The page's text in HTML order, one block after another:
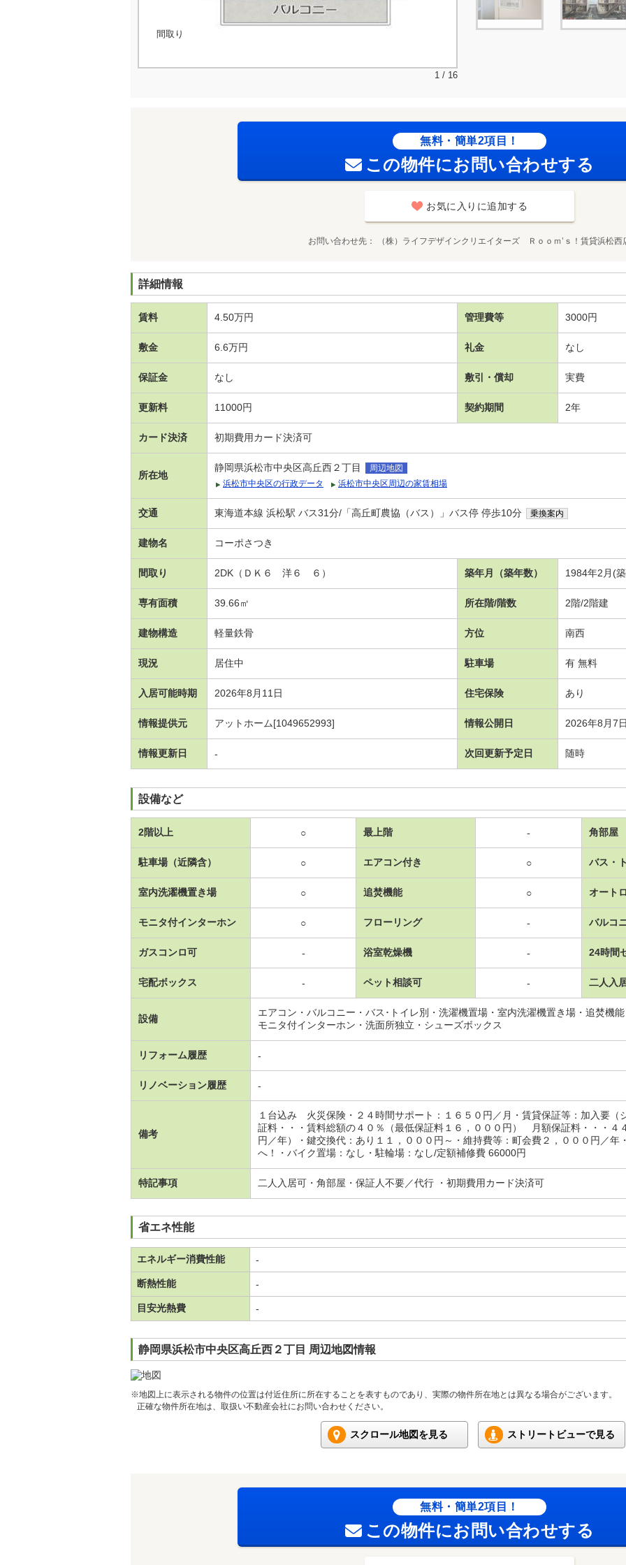
間取り
1 / 16
無料・簡単2項目！
この物件にお問い合わせする
お気に入りに追加する
お問い合わせ先 （株）ライフデザインクリエイターズ Ｒｏｏｍ’ｓ！賃貸浜松西
詳細情報
賃料 4.50万円 管理費等 3000円
敷金 6.6万円 礼金 なし
保証金 なし 敷引・償却 実費
更新料 11000円 契約期間 2年
カード決済 初期費用カード決済可
所在地
静岡県浜松市中央区高丘西２丁目
周辺地図
浜松市中央区の行政データ
浜松市中央区周辺の家賃相場
交通 東海道本線 浜松駅 バス31分/「高丘町農協（バス）」バス停 停歩10分 乗換案内
建物名 コーポさつき
間取り 2DK（ＤＫ６ 洋６ ６） 築年月（築年数） 1984年2月(
専有面積 39.66㎡ 所在階/階数 2階/2階建
建物構造 軽量鉄骨 方位 南西
現況 居住中 駐車場 有 無料
入居可能時期 2026年8月11日 住宅保険 あり
情報提供元 アットホーム[1049652993] 情報公開日 2026年8月7日
情報更新日 - 次回更新予定日 随時
設備など
2階以上 ○ 最上階 - 角部屋
駐車場（近隣含） ○ エアコン付き ○ バス・
室内洗濯機置き場 ○ 追焚機能 ○ オート
モニタ付インターホン ○ フローリング - バルコ
ガスコンロ可 - 浴室乾燥機 - 24時間
宅配ボックス - ペット相談可 - 二人入
設備
エアコン・バルコニー・バス･トイレ別・洗濯機置場・室内洗濯機置き場・追焚機
モニタ付インターホン・洗面所独立・シューズボックス
リフォーム履歴 -
リノベーション履歴 -
備考
１台込み 火災保険・２４時間サポート：１６５０円／月・賃貸保証等：加入要
証料・・・賃料総額の４０％（最低保証料１６，０００円） 月額保証料・・・
円／年）・鍵交換代：あり１１，０００円～・維持費等：町会費２，０００円／年
へ！・バイク置場：なし・駐輪場：なし/定額補修費 66000円
特記事項 二人入居可・角部屋・保証人不要／代行 ・初期費用カード決済可
省エネ性能
エネルギー消費性能 -
断熱性能 -
目安光熱費 -
静岡県浜松市中央区高丘西２丁目 周辺地図情報
※地図上に表示される物件の位置は付近住所に所在することを表すものであり、実際の物件所在地とは異なる場合がございます。
正確な物件所在地は、取扱い不動産会社にお問い合わせください。
スクロール地図を見る ストリートビューで見る
無料・簡単2項目！
この物件にお問い合わせする